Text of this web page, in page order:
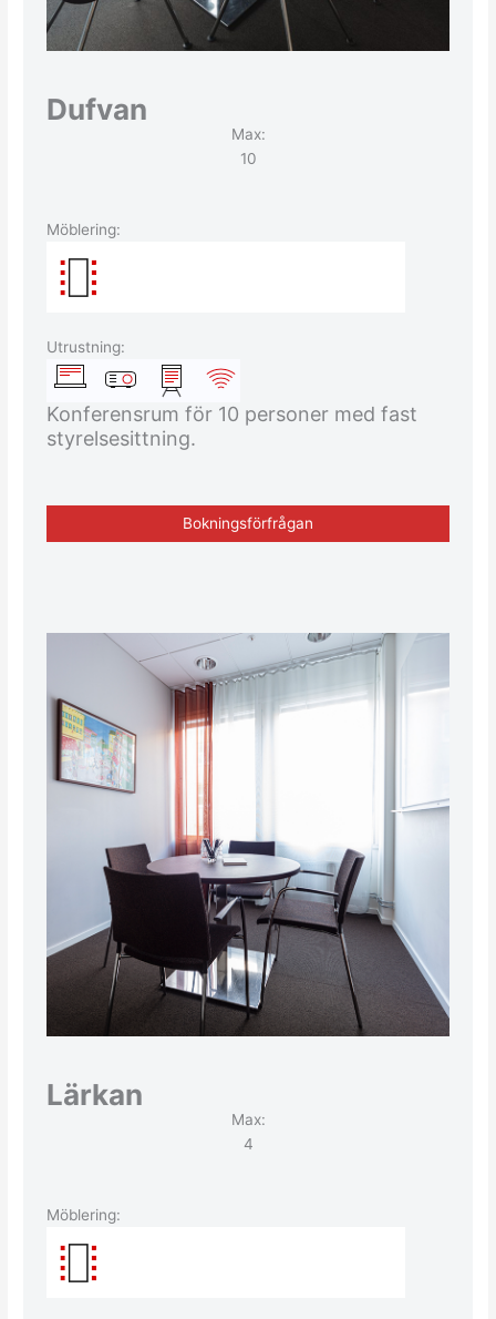
Dufvan
Max:
10
Möblering:
Utrustning:
Konferensrum för 10 personer med fast
styrelsesittning.
Bokningsförfrågan
Lärkan
Max:
4
Möblering: